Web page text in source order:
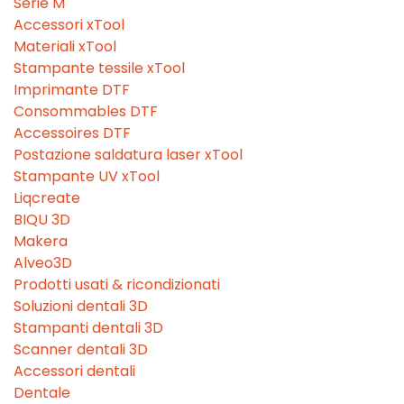
Accessori xTool
Materiali xTool
Stampante tessile xTool
Imprimante DTF
Consommables DTF
Accessoires DTF
Postazione saldatura laser xTool
Stampante UV xTool
Liqcreate
BIQU 3D
Makera
Alveo3D
Prodotti usati & ricondizionati
Soluzioni dentali 3D
Stampanti dentali 3D
Scanner dentali 3D
Accessori dentali
Dentale